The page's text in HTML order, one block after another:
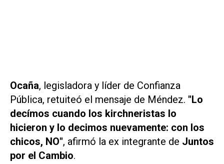
Ocaña, legisladora y líder de Confianza
Pública, retuiteó el mensaje de Méndez. "Lo
decímos cuando los kirchneristas lo
hicieron y lo decimos nuevamente: con los
chicos, NO", afirmó la ex integrante de Juntos
por el Cambio.